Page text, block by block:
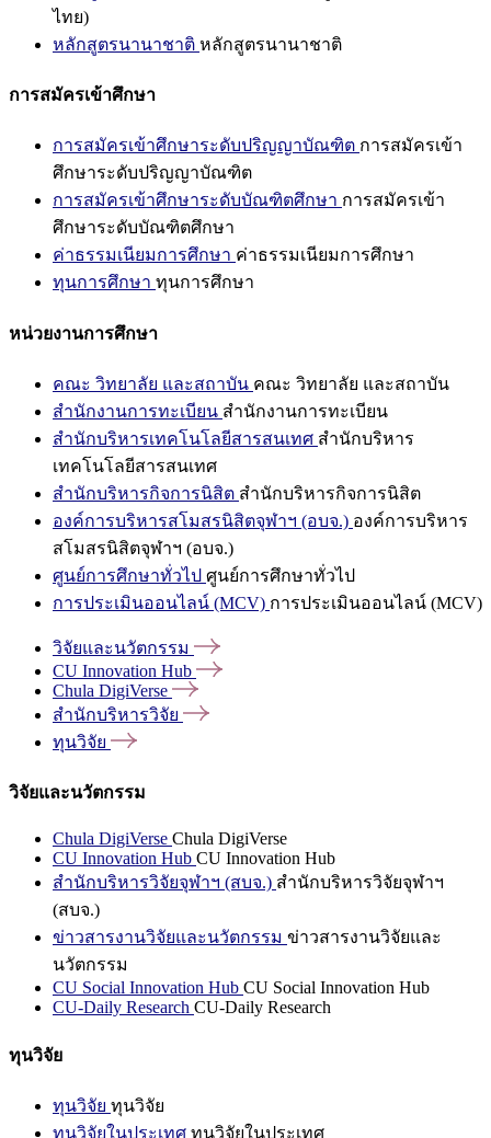
ไทย)
หลักสูตรนานาชาติ หลักสูตรนานาชาติ
การสมัครเข้าศึกษา
การสมัครเข้าศึกษาระดับปริญญาบัณฑิต การสมัครเข้า
ศึกษาระดับปริญญาบัณฑิต
การสมัครเข้าศึกษาระดับบัณฑิตศึกษา การสมัครเข้า
ศึกษาระดับบัณฑิตศึกษา
ค่าธรรมเนียมการศึกษา ค่าธรรมเนียมการศึกษา
ทุนการศึกษา ทุนการศึกษา
หน่วยงานการศึกษา
คณะ วิทยาลัย และสถาบัน คณะ วิทยาลัย และสถาบัน
สำนักงานการทะเบียน สำนักงานการทะเบียน
สำนักบริหารเทคโนโลยีสารสนเทศ สำนักบริหาร
เทคโนโลยีสารสนเทศ
สำนักบริหารกิจการนิสิต สำนักบริหารกิจการนิสิต
องค์การบริหารสโมสรนิสิตจุฬาฯ (อบจ.) องค์การบริหาร
สโมสรนิสิตจุฬาฯ (อบจ.)
ศูนย์การศึกษาทั่วไป ศูนย์การศึกษาทั่วไป
การประเมินออนไลน์ (MCV) การประเมินออนไลน์ (MCV)
วิจัยและนวัตกรรม
CU Innovation Hub
Chula DigiVerse
สำนักบริหารวิจัย
ทุนวิจัย
วิจัยและนวัตกรรม
Chula DigiVerse Chula DigiVerse
CU Innovation Hub CU Innovation Hub
สำนักบริหารวิจัยจุฬาฯ (สบจ.) สำนักบริหารวิจัยจุฬาฯ
(สบจ.)
ข่าวสารงานวิจัยและนวัตกรรม ข่าวสารงานวิจัยและ
นวัตกรรม
CU Social Innovation Hub CU Social Innovation Hub
CU-Daily Research CU-Daily Research
ทุนวิจัย
ทุนวิจัย ทุนวิจัย
ทุนวิจัยในประเทศ ทุนวิจัยในประเทศ